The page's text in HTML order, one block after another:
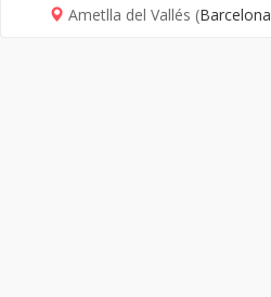
Ametlla del Vallés (Barcelona